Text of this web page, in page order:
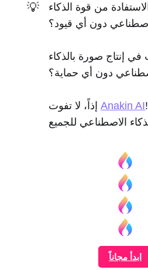
💡
من قوة الذكاء
دون أي قيود؟
إنتاج صورة بالذكاء
دون أي حماية؟
إذاً، لا تفوتAnakin AI! دعونا نستفيد من
ابدأ مجاناً